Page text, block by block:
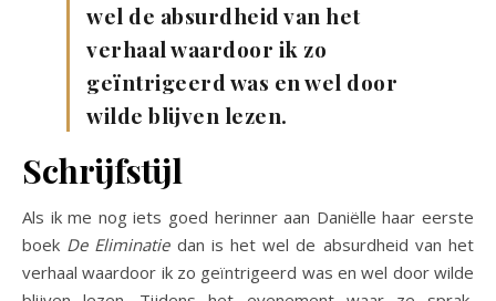
wel de absurdheid van het
verhaal waardoor ik zo
geïntrigeerd was en wel door
wilde blijven lezen.
Schrijfstijl
Als ik me nog iets goed herinner aan Daniëlle haar eerste
boek De Eliminatie dan is het wel de absurdheid van het
verhaal waardoor ik zo geïntrigeerd was en wel door wilde